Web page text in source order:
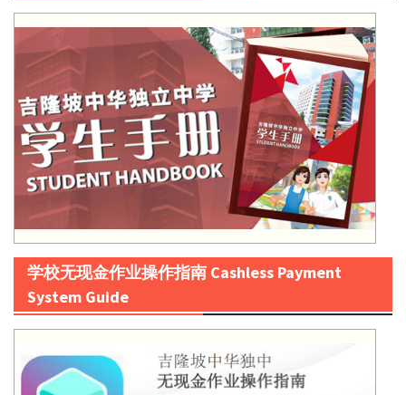
学校无现金作业操作指南 Cashless Payment
System Guide